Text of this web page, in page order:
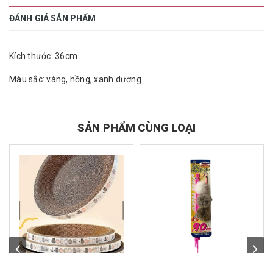
ĐÁNH GIÁ SẢN PHẨM
Kích thước: 36cm
Màu sắc: vàng, hồng, xanh dương
SẢN PHẨM CÙNG LOẠI